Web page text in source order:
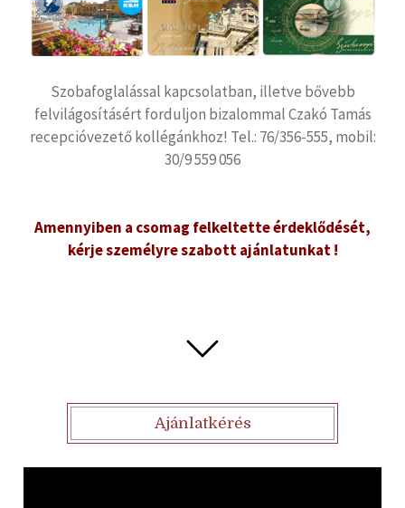
Szobafoglalással kapcsolatban, illetve bővebb
felvilágosításért forduljon bizalommal Czakó Tamás
recepcióvezető kollégánkhoz! Tel.: 76/356-555, mobil:
30/9 559 056
Amennyiben a csomag felkeltette érdeklődését,
kérje személyre szabott ajánlatunkat !
Ajánlatkérés